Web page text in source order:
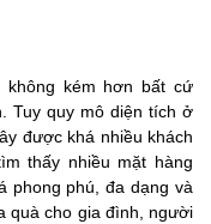
kém hơn bất cứ
Tuy quy mô diện tích ở
được khá nhiều khách
thấy nhiều mặt hàng
phong phú, đa dạng và
quà cho gia đình, người